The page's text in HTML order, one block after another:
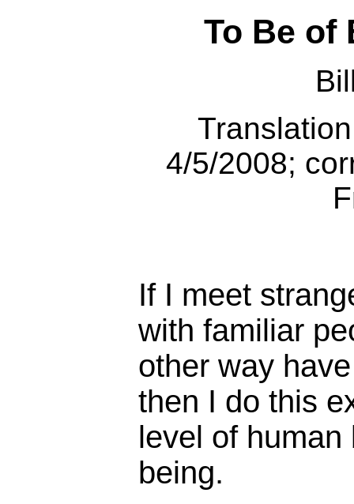
To Be of
4/5/2008;
If I meet
with familiar
other way
then I do this
level of
being.